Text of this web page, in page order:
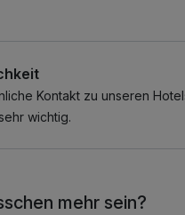
Kontakt zu unseren
wichtig.
mehr sein?